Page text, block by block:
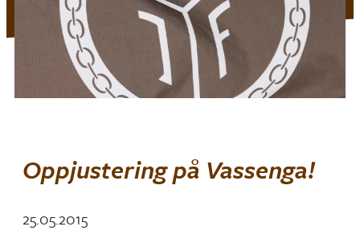
Oppjustering på Vassenga!
25.05.2015